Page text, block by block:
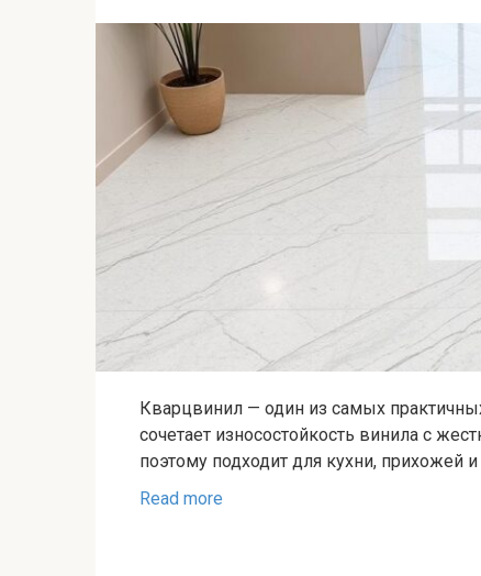
Кварцвинил — один из самых
сочетает износостойкость винила с
поэтому подходит для кухни, прихожей
Read more